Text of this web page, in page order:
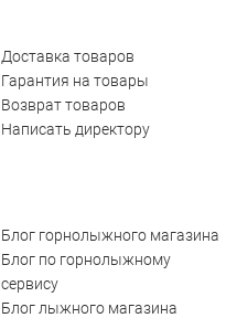
Доставка товаров
Гарантия на товары
Возврат товаров
Написать директору
Блог горнолыжного магазина
Блог по горнолыжному
сервису
Блог лыжного магазина